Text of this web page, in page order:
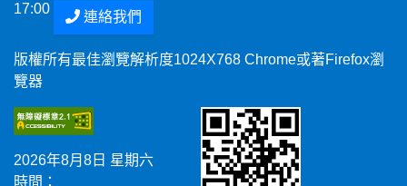
17:00
連絡我們
版權所有最佳瀏覽解析度1024X768 Chrome或著Firefox瀏
覽器
2026年8月8日 星期六
時間：